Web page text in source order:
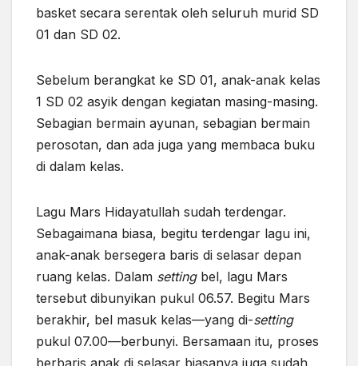
basket secara serentak oleh seluruh murid SD
01 dan SD 02.
Sebelum berangkat ke SD 01, anak-anak kelas
1 SD 02 asyik dengan kegiatan masing-masing.
Sebagian bermain ayunan, sebagian bermain
perosotan, dan ada juga yang membaca buku
di dalam kelas.
Lagu Mars Hidayatullah sudah terdengar.
Sebagaimana biasa, begitu terdengar lagu ini,
anak-anak bersegera baris di selasar depan
ruang kelas. Dalam settingbel, lagu Mars
tersebut dibunyikan pukul 06.57. Begitu Mars
berakhir, bel masuk kelas—yang di-setting
pukul 07.00—berbunyi. Bersamaan itu, proses
berbaris anak di selasar biasanya juga sudah